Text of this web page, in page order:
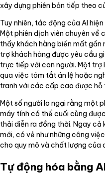
xây dựng phiên bản tiếp theo
Tuy nhiên, tác động của AI
Một phiên dịch viên chuyên về
thấy khách hàng biến mất gần
trợ khách hàng được yêu cầu
trực tiếp với con người. Một
qua việc tóm tắt án lệ hoặc
tranh với các cấp cao được hỗ
Một số người lo ngại rằng một
máy tính có thể cuối cùng
thải diễn ra đồng thời. Ngay
mới, có vẻ như những công
cho quy mô và chất lượng
Tự động hóa bằng